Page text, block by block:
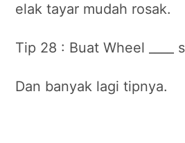
elak tayar mudah rosak.
Tip 28 : Buat Wheel ____
Dan banyak lagi tipnya.